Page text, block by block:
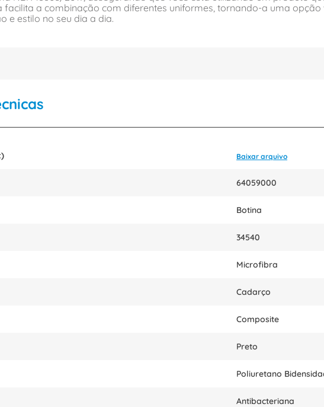
facilita a combinação com diferentes uniformes, tornando-a uma
e estilo no seu dia a dia.
Baixar arquivo
64059000
Botina
34540
Microfibra
Cadarço
Composite
Preto
Poliuretano
Antibacteriana